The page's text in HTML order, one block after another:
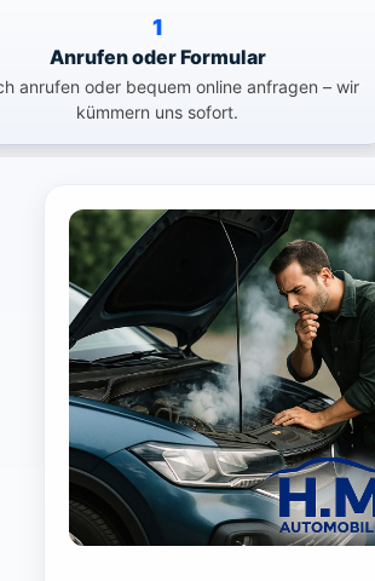
1
Anrufen oder Formular
anrufen oder bequem online anfragen – wir
kümmern uns sofort.